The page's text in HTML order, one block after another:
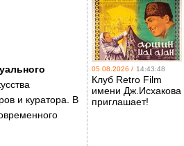
и куратора. В
05.08.2026 / 14:43:48
Клуб Retro Film
имени Дж.Исхакова
приглашает!